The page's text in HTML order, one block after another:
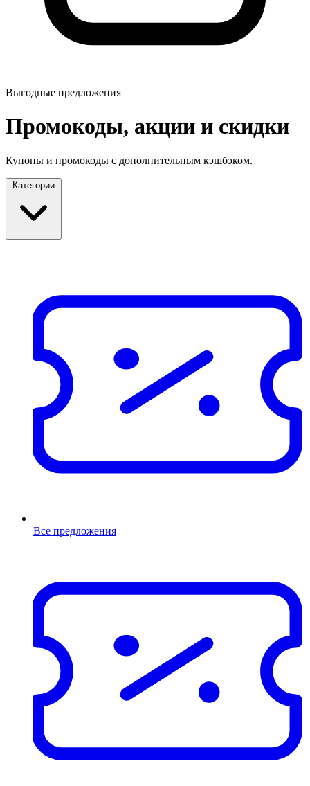
Выгодные предложения
Промокоды, акции и скидки
Купоны и промокоды с дополнительным кэшбэком.
Категории
Все предложения